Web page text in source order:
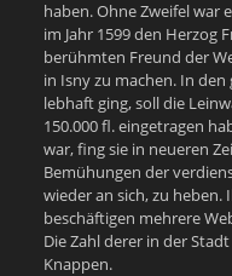
haben. Ohne Zweifel war
im Jahr 1599 den Herzog
berühmten Freund der
in Isny zu machen. In
lebhaft ging, soll die
150.000 fl. eingetragen
war, fing sie in neueren
Bemühungen der
wieder an sich, zu
beschäftigen mehrere
Die Zahl derer in der
Knappen.